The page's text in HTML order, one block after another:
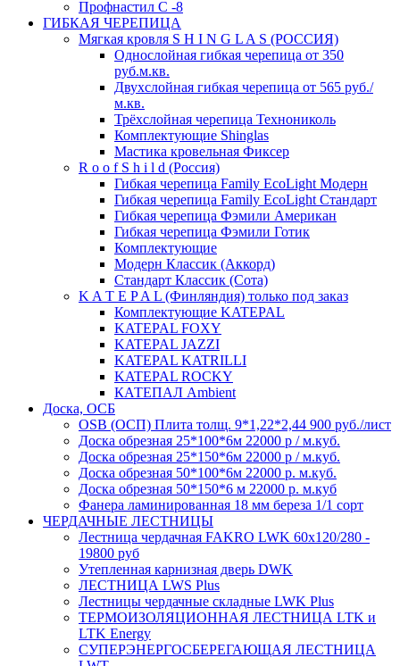
Профнастил С -8
ГИБКАЯ ЧЕРЕПИЦА
Мягкая кровля S H I N G L A S (РОССИЯ)
Однослойная гибкая черепица от 350
руб.м.кв.
Двухслойная гибкая черепица от 565 руб./
м.кв.
Трёхслойная черепица Технониколь
Комплектующие Shinglas
Мастика кровельная Фиксер
R o o f S h i l d (Россия)
Гибкая черепица Family ЕсоLight Модерн
Гибкая черепица Family ЕсоLight Стандарт
Гибкая черепица Фэмили Американ
Гибкая черепица Фэмили Готик
Комплектующие
Модерн Классик (Аккорд)
Стандарт Классик (Сота)
K A T E P A L (Финляндия) только под заказ
Комплектующие KATEPAL
KATEPAL FOXY
KATEPAL JAZZI
KATEPAL KATRILLI
KATEPAL ROCKY
КАТЕПАЛ Ambient
Доска, ОСБ
OSB (ОСП) Плита толщ. 9*1,22*2,44 900 руб./лист
Доска обрезная 25*100*6м 22000 р / м.куб.
Доска обрезная 25*150*6м 22000 р / м.куб.
Доска обрезная 50*100*6м 22000 р. м.куб.
Доска обрезная 50*150*6 м 22000 р. м.куб
Фанера ламинированная 18 мм береза 1/1 сорт
ЧЕРДАЧНЫЕ ЛЕСТНИЦЫ
Лестница чердачная FAKRO LWK 60х120/280 -
19800 руб
Утепленная карнизная дверь DWK
ЛЕСТНИЦА LWS Plus
Лестницы чердачные складные LWK Plus
ТЕРМОИЗОЛЯЦИОННАЯ ЛЕСТНИЦА LTK и
LTK Energy
СУПЕРЭНЕРГОСБЕРЕГАЮЩАЯ ЛЕСТНИЦА